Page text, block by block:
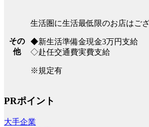
その
他
生活圏に生活最低限のお店はご
◆新生活準備金現金3万円支給
◇赴任交通費実費支給
※規定有
PRポイント
大手企業